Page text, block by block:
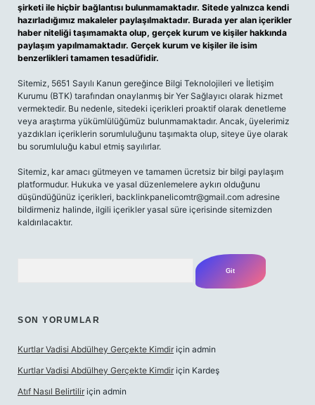
şirketi ile hiçbir bağlantısı bulunmamaktadır. Sitede yalnızca kendi
hazırladığımız makaleler paylaşılmaktadır. Burada yer alan içerikler
haber niteliği taşımamakta olup, gerçek kurum ve kişiler hakkında
paylaşım yapılmamaktadır. Gerçek kurum ve kişiler ile isim
benzerlikleri tamamen tesadüfidir.
Sitemiz, 5651 Sayılı Kanun gereğince Bilgi Teknolojileri ve İletişim
Kurumu (BTK) tarafından onaylanmış bir Yer Sağlayıcı olarak hizmet
vermektedir. Bu nedenle, sitedeki içerikleri proaktif olarak denetleme
veya araştırma yükümlülüğümüz bulunmamaktadır. Ancak, üyelerimiz
yazdıkları içeriklerin sorumluluğunu taşımakta olup, siteye üye olarak
bu sorumluluğu kabul etmiş sayılırlar.
Sitemiz, kar amacı gütmeyen ve tamamen ücretsiz bir bilgi paylaşım
platformudur. Hukuka ve yasal düzenlemelere aykırı olduğunu
düşündüğünüz içerikleri, backlinkpanelicomtr@gmail.com adresine
bildirmeniz halinde, ilgili içerikler yasal süre içerisinde sitemizden
kaldırılacaktır.
SON YORUMLAR
Kurtlar Vadisi Abdülhey Gerçekte Kimdir için admin
Kurtlar Vadisi Abdülhey Gerçekte Kimdir için Kardeş
Atıf Nasıl Belirtilir için admin